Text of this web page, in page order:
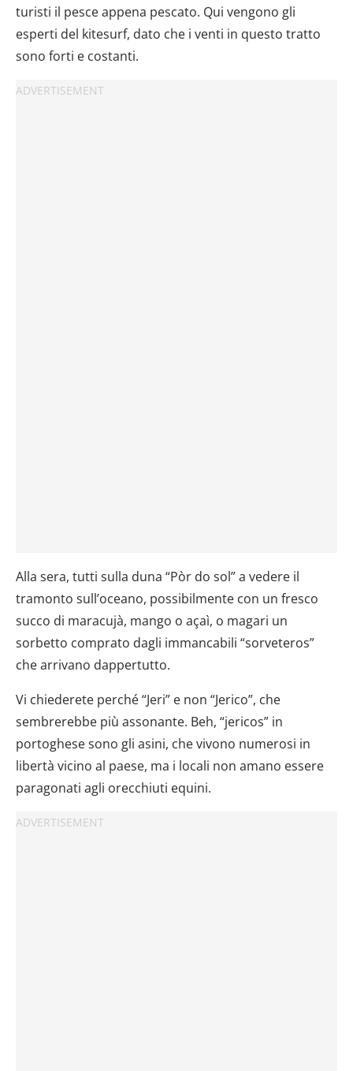
turisti il pesce appena pescato. Qui vengono gli
esperti del kitesurf, dato che i venti in questo tratto
sono forti e costanti.
Alla sera, tutti sulla duna “Pòr do sol” a vedere il
tramonto sull’oceano, possibilmente con un fresco
succo di maracujà, mango o açaì, o magari un
sorbetto comprato dagli immancabili “sorveteros”
che arrivano dappertutto.
Vi chiederete perché “Jeri” e non “Jerico”, che
sembrerebbe più assonante. Beh, “jericos” in
portoghese sono gli asini, che vivono numerosi in
libertà vicino al paese, ma i locali non amano essere
paragonati agli orecchiuti equini.